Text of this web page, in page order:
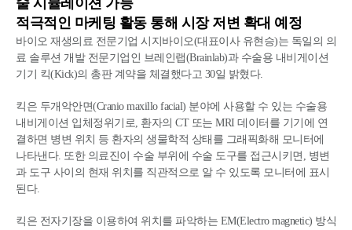
적극적인 마케팅 활동 통해 시장 저변 확대 예정
바이오 재생의료 전문기업 시지바이오(대표이사 유현승)는 독일의 의
료 솔루션 개발 전문기업인 브레인랩(Brainlab)과 수술용 내비게이션
기기 킥(Kick)의 총판 계약을 체결했다고 30일 밝혔다.
킥은 두개악안면(Cranio maxillo facial) 분야에 사용할 수 있는 수술용
내비게이션 입체정위기로, 환자의 CT 또는 MRI 데이터를 기기에 연
결하면 병변 위치 등 환자의 생물학적 상태를 그래픽화해 모니터에
나타낸다. 또한 의료진이 수술 부위에 수술 도구를 접근시키면, 병변
과 도구 사이의 현재 위치를 직관적으로 알 수 있도록 모니터에 표시
된다.
킥은 전자기장을 이용하여 위치를 파악하는 EM(Electro magnetic) 방식